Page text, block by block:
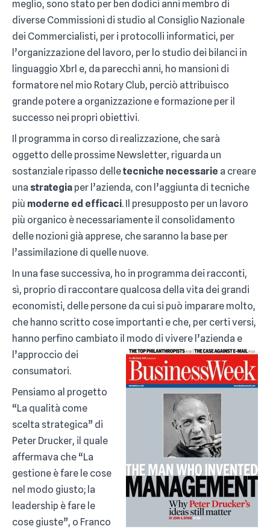
meglio, sono stato per ben dodici anni membro di
diverse Commissioni di studio al Consiglio Nazionale
dei Commercialisti, per i protocolli informatici, per
l’organizzazione del lavoro, per lo studio dei bilanci in
linguaggio Xbrl e, da parecchi anni, ho mansioni di
formatore nel mio Rotary Club, perciò attribuisco
grande potere a organizzazione e formazione per il
successo nei propri obiettivi.
Il programma in corso di realizzazione, che sarà
oggetto delle prossime Newsletter, riguarda un
sostanziale ripasso delletecniche necessarie a creare
una strategia per l’azienda, con l’aggiunta di tecniche
più moderne ed efficaci. Il presupposto per un lavoro
più organico è necessariamente il consolidamento
delle nozioni già apprese, che saranno la base per
l’assimilazione di quelle nuove.
In una fase successiva, ho in programma dei racconti,
sì, proprio di raccontare qualcosa della vita dei grandi
economisti, delle persone da cui si può imparare molto,
che hanno scritto cose importanti e che, per certi versi,
hanno perfino cambiato il modo di vivere l’azienda e
l’approccio dei
consumatori.
Pensiamo al progetto
“La qualità come
scelta strategica” di
Peter Drucker, il quale
affermava che “La
gestione è fare le cose
nel modo giusto; la
leadership è fare le
cose giuste”, o Franco